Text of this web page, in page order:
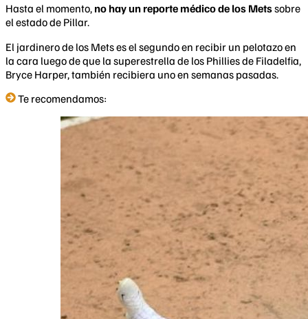
Hasta el momento, no hay un reporte médico de los Metssobre
el estado de Pillar.
El jardinero de los Mets es el segundo en recibir un pelotazo en
la cara luego de que la superestrella de los Phillies de Filadelfia,
Bryce Harper, también recibiera uno en semanas pasadas.
Te recomendamos: